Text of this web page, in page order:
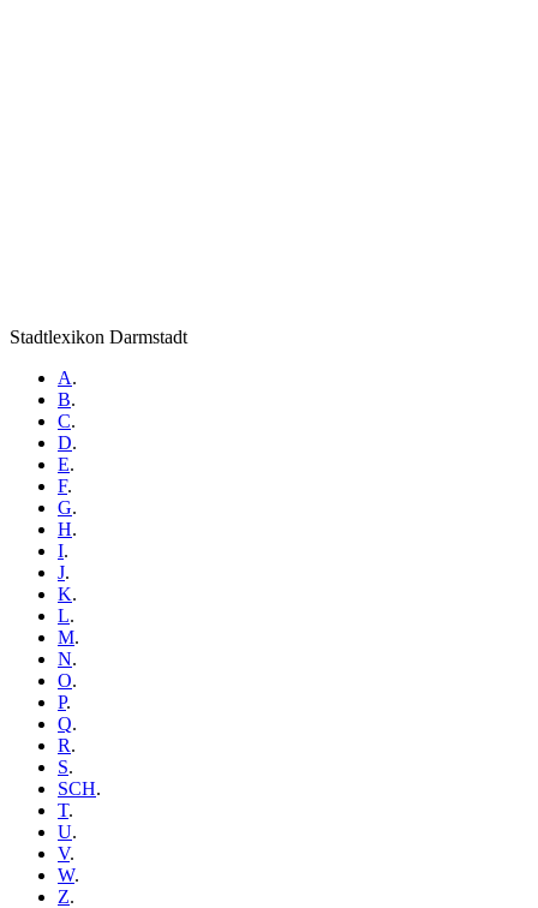
Stadtlexikon Darmstadt
A.
B.
C.
D.
E.
F.
G.
H.
I.
J.
K.
L.
M.
N.
O.
P.
Q.
R.
S.
SCH.
T.
U.
V.
W.
Z.